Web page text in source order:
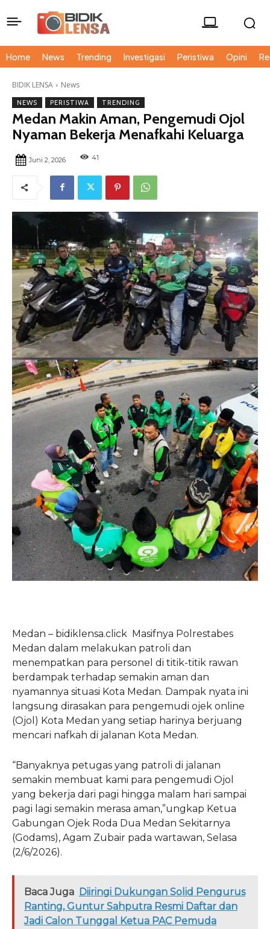
Home News Trending Investigasi Peristiwa Opini
BIDIK LENSA News
NEWS PERISTIWA TRENDING
Medan Makin Aman, Pengemudi Ojol
Nyaman Bekerja Menafkahi Keluarga
Juni 2, 2026 41
Medan – bidiklensa.click Masifnya Polrestabes
Medan dalam melakukan patroli dan
menempatkan para personel di titik-titik rawan
berdampak terhadap semakin aman dan
nyamannya situasi Kota Medan. Dampak nyata ini
langsung dirasakan para pengemudi ojek online
(Ojol) Kota Medan yang setiap harinya berjuang
mencari nafkah di jalanan Kota Medan.
“Banyaknya petugas yang patroli di jalanan
semakin membuat kami para pengemudi Ojol
yang bekerja dari pagi hingga malam hari sampai
pagi lagi semakin merasa aman,”ungkap Ketua
Gabungan Ojek Roda Dua Medan Sekitarnya
(Godams), Agam Zubair pada wartawan, Selasa
(2/6/2026).
Baca Juga Diiringi Dukungan Solid Pengurus
Ranting, Guntur Sahputra Resmi Daftar dan
Jadi Calon Tunggal Ketua PAC Pemuda